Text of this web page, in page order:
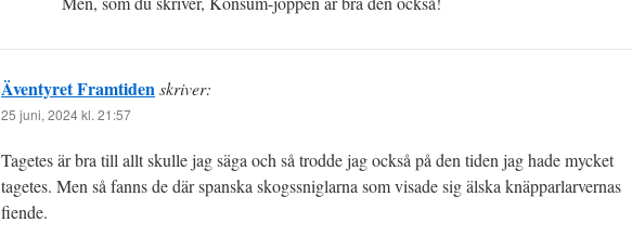
Äventyret Framtidenskriver:
25 juni, 2024 kl. 21:57
Tagetes är bra till allt skulle jag säga och så trodde jag också på den tiden jag hade mycket
tagetes. Men så fanns de där spanska skogssniglarna som visade sig älska knäpparlarvernas
fiende.